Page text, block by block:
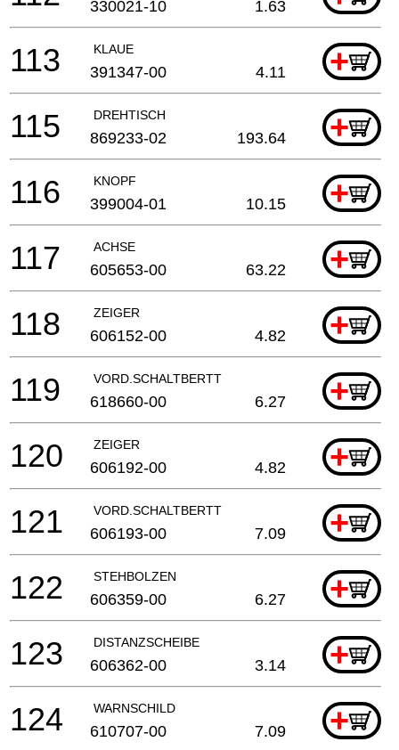
330021-10 1.63
KLAUE +
113 391347-00 4.11
DREHTISCH +
115 869233-02 193.64
KNOPF +
116 399004-01 10.15
ACHSE +
117 605653-00 63.22
ZEIGER +
118 606152-00 4.82
VORD.SCHALTBERTT +
119 618660-00 6.27
ZEIGER +
120 606192-00 4.82
VORD.SCHALTBERTT +
121 606193-00 7.09
STEHBOLZEN +
122 606359-00 6.27
DISTANZSCHEIBE +
123 606362-00 3.14
WARNSCHILD +
124 610707-00 7.09